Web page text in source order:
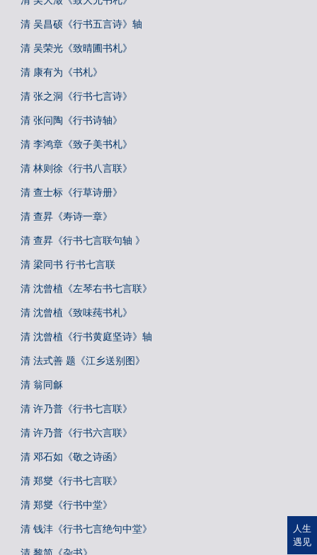
清 吴昌硕《行书五言诗》轴
清 吴荣光《致晴圃书札》
清 康有为《书札》
清 张之洞《行书七言诗》
清 张问陶《行书诗轴》
清 李鸿章《致子美书札》
清 林则徐《行书八言联》
清 查士标《行草诗册》
清 查昇《寿诗一章》
清 查昇《行书七言联句轴 》
清 梁同书 行书七言联
清 沈曾植《左琴右书七言联》
清 沈曾植《致味莼书札》
清 沈曾植《行书黄庭坚诗》轴
清 法式善 题《江乡送别图》
清 翁同龢
清 许乃普《行书七言联》
清 许乃普《行书六言联》
清 邓石如《敬之诗函》
清 郑燮《行书七言联》
清 郑燮《行书中堂》
清 钱沣《行书七言绝句中堂》
人生
遇见